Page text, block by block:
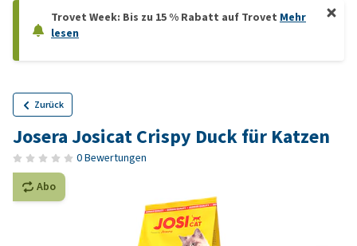
Trovet Week: Bis zu 15 % Rabatt auf Trovet Mehr
lesen
Zurück
Josera Josicat Crispy Duck für Katzen
0 Bewertungen
Abo